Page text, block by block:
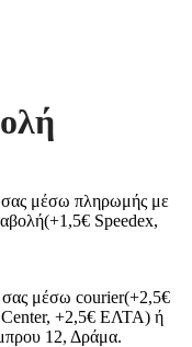
σας μέσω πληρωμής με
Speedex,
σας μέσω courier(+2,5€
+2,5€ ΕΛΤΑ) ή
12, Δράμα.